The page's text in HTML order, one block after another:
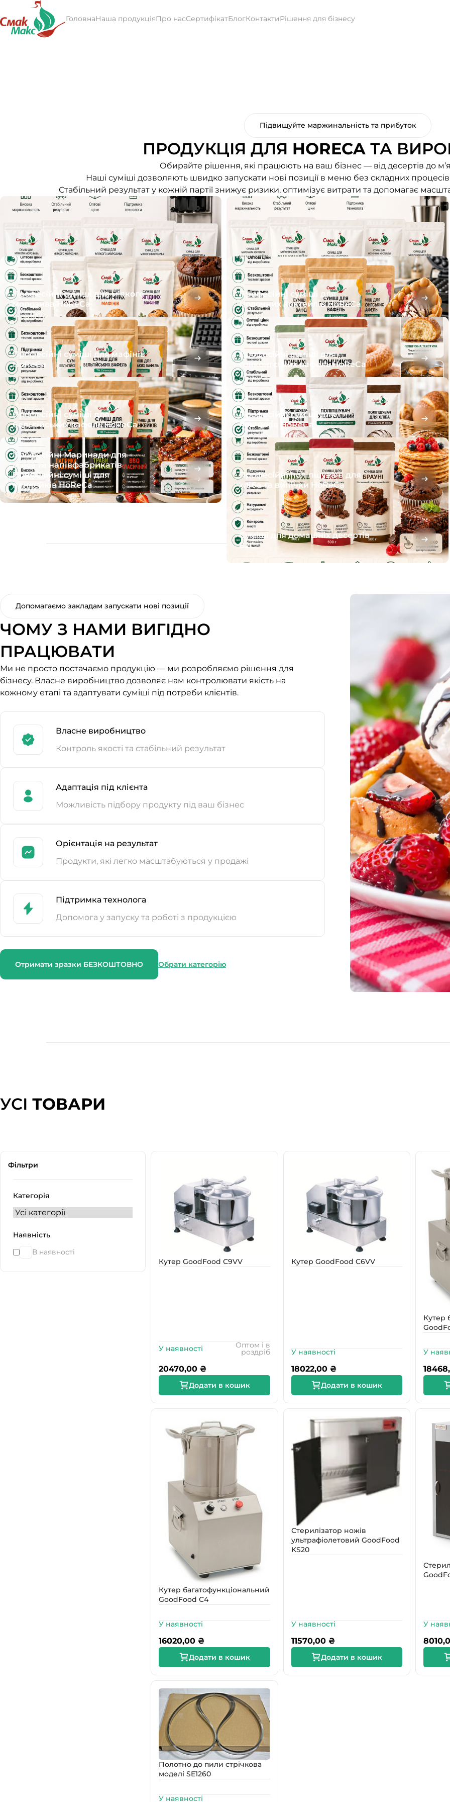
ГоловнаНаша продукціяПро насСертифікатБлогКонтактиРішення для бізнесу
Підвищуйте маржинальність та прибуток
ПРОДУКЦІЯ ДЛЯ HORECAТА
Обирайте рішення, які працюють на ваш бізнес — від десертів до
Наші суміші дозволяють швидко запускати нові позиції в меню без складних
Стабільний результат у кожній партії знижує ризики, оптимізує витрати та допомагає
Професійні суміші для м’якого
морозива HoReCa
Професійні суміші для
молочних коктейлів HoReCa
Професійні суміші для мафінів
HoReCa
Професійні суміші для
гонконгських вафель HoReCa
Професійні суміші для
бельгійських вафель HoReCa
Професійні суміші для
пончиків HoReCa
Професійні суміші для
панкейків HoReCa
Професійні поліпшувачі для
хліба та випічки HoReCa
Професійні Маринади для
м’яса та напівфабрикатів
HoReCa
Суміші для домашніх десертів
B2C
Допомагаємо закладам запускати нові позиції
ЧОМУ З НАМИ ВИГІДНО
ПРАЦЮВАТИ
Ми не просто постачаємо продукцію — ми розробляємо рішення для
бізнесу. Власне виробництво дозволяє нам контролювати якість на
кожному етапі та адаптувати суміші під потреби клієнтів.
Власне виробництво
Контроль якості та стабільний результат
Адаптація під клієнта
Можливість підбору продукту під ваш бізнес
Орієнтація на результат
Продукти, які легко масштабуються у продажі
Підтримка технолога
Допомога у запуску та роботі з продукцією
Отримати зразки БЕЗКОШТОВНО Обрати категорію
УСІ ТОВАРИ
Фільтри
Категорія
Наявність
В наявності
Кутер GoodFood C9VV
У наявності Оптом і в
роздріб
20470,00 ₴
Додати в кошик
Кутер GoodFood C6VV
У наявності
18022,00 ₴
Додати в кошик
Кутер
У
Кутер багатофункціональний
GoodFood С4
У наявності
16020,00 ₴
Додати в кошик
Стерилізатор ножів
ультрафіолетовий GoodFood
KS20
У наявності
11570,00 ₴
Додати в кошик
У
Полотно до пили стрічкова
моделі SE1260
У наявності